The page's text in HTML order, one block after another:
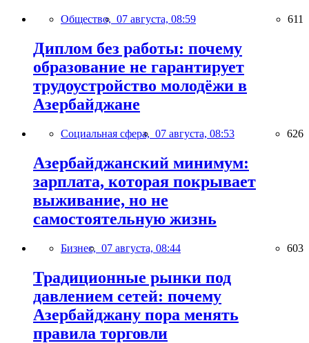
Общество, 07 августа, 08:59 611
Диплом без работы: почему
образование не гарантирует
трудоустройство молодёжи в
Азербайджане
Социальная сфера, 07 августа, 08:53 626
Азербайджанский минимум:
зарплата, которая покрывает
выживание, но не
самостоятельную жизнь
Бизнес, 07 августа, 08:44 603
Традиционные рынки под
давлением сетей: почему
Азербайджану пора менять
правила торговли